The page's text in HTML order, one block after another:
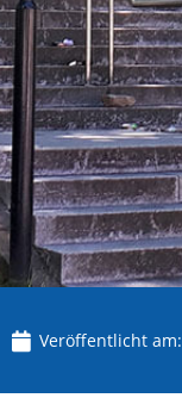
Veröffentlicht am: